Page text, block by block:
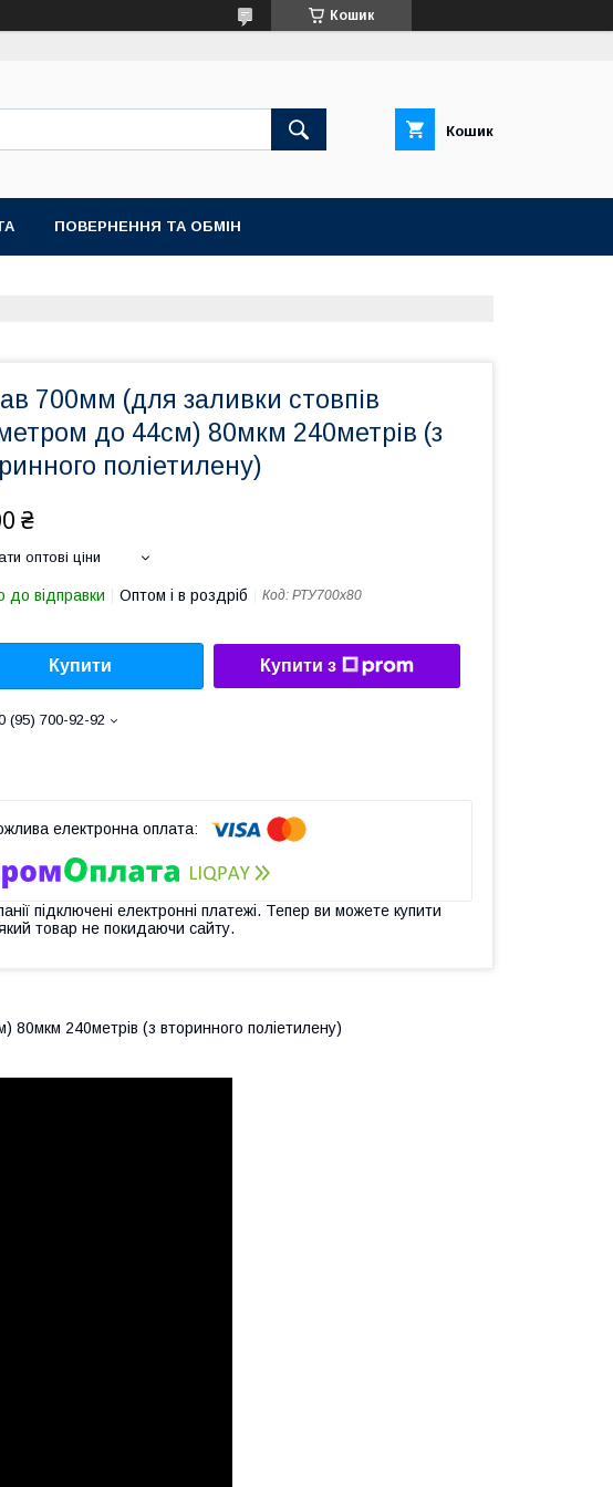
Кошик
Кошик
ПОВЕРНЕННЯ ТА ОБМІН
700мм (для заливки стовпів
до 44см) 80мкм 240метрів (з
поліетилену)
₴
оптові ціни
до відправки Оптом і в роздріб Код: РТУ700х80
Купити Купити з
(95) 700-92-92
підключені електронні платежі. Тепер ви можете купити
товар не покидаючи сайту.
240метрів (з вторинного поліетилену)